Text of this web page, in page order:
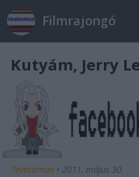
Filmrajongó
Kutyám, Jerry
Tévésámán • 2011. május 30.